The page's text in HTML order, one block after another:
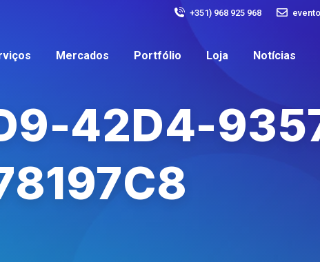
+351) 968 925 968
Mercados Portfólio Loja Notícias
42D4-